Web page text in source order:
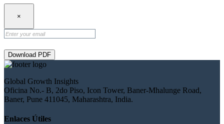
×
Download PDF
Global Growth Insights
Oficina No.- B, 2do Piso, Icon Tower, Baner-Mhalunge Road,
Baner, Pune 411045, Maharashtra, India.
Enlaces Útiles